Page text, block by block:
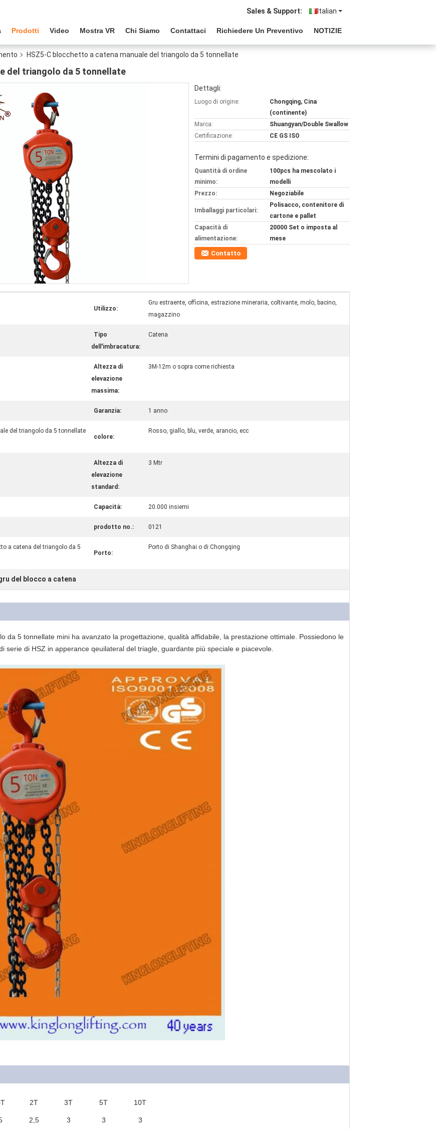
Italian
Sales & Support:
Prodotti Video Mostra VR Chi Siamo Contattaci Richiedere Un Preventivo NOTIZIE
HSZ5-C blocchetto a catena manuale del triangolo da 5 tonnellate
del triangolo da 5 tonnellate
Dettagli:
Luogo di origine:
Chongqing, Cina
(continente)
Marca:
Shuangyan/Double Swallow
Certificazione:
CE GS ISO
Termini di pagamento e spedizione:
Quantità di ordine
minimo:
100pcs ha mescolato i
modelli
Prezzo:
Negoziabile
Imballaggi particolari:
Polisacco, contenitore di
cartone e pallet
Capacità di
alimentazione:
20000 Set o imposta al
mese
Contatto
Utilizzo:
Gru estraente, officina, estrazione mineraria, coltivante, molo, bacino,
magazzino
Tipo
dell'imbracatura:
Catena
Altezza di
elevazione
massima:
3M-12m o sopra come richiesta
Garanzia: 1 anno
del triangolo da 5 tonnellate
colore:
Rosso, giallo, blu, verde, arancio, ecc
Altezza di
elevazione
standard:
3 Mtr
Capacità: 20.000 insiemi
prodotto no.: 0121
a catena del triangolo da 5
Porto:
Porto di Shanghai o di Chongqing
del blocco a catena
da 5 tonnellate mini ha avanzato la progettazione, qualità affidabile, la prestazione ottimale. Possiedono le
serie di HSZ in apperance qeuilateral del triagle, guardante più speciale e piacevole.
2T 3T 5T 10T
2,5 3 3 3